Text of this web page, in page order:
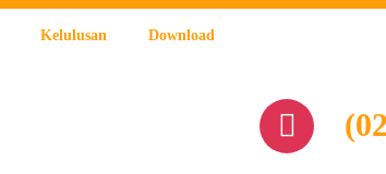
Kelulusan Download